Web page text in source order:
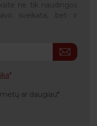
ne tik naudingos
sveikata, bet ir
ar daugiau